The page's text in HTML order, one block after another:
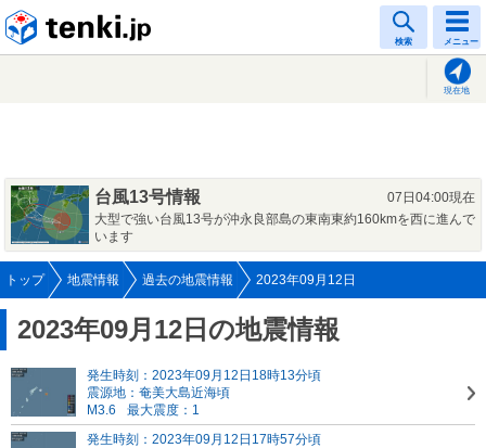
検索 メニュー
現在地
台風13号情報
07日04:00現在
大型で強い台風13号が沖永良部島の東南東約160kmを西に進んで
います
トップ 地震情報 過去の地震情報 2023年09月12日
2023年09月12日の地震情報
発生時刻：2023年09月12日18時13分頃
震源地：奄美大島近海頃
M3.6
最大震度：1
発生時刻：2023年09月12日17時57分頃